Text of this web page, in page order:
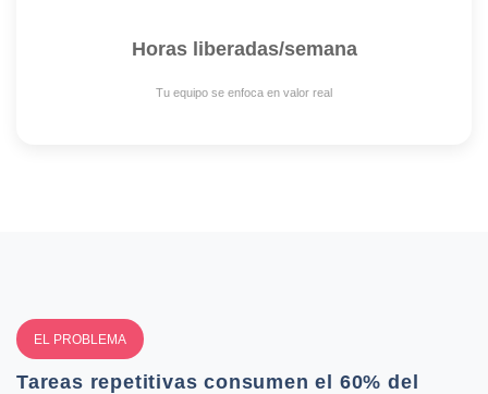
Horas liberadas/semana
Tu equipo se enfoca en valor real
EL PROBLEMA
Tareas repetitivas consumen el 60% del